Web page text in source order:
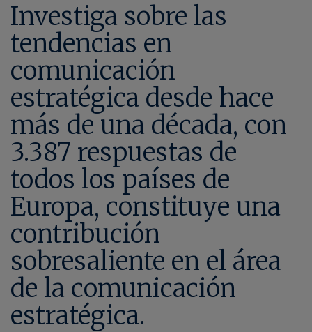
Investiga sobre las
tendencias en
comunicación
estratégica desde hace
más de una década, con
3.387 respuestas de
todos los países de
Europa, constituye una
contribución
sobresaliente en el área
de la comunicación
estratégica.